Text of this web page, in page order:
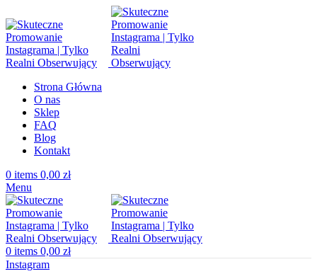
Strona Główna
O nas
Sklep
FAQ
Blog
Kontakt
0 items 0,00 zł
Menu
0 items 0,00 zł
Instagram